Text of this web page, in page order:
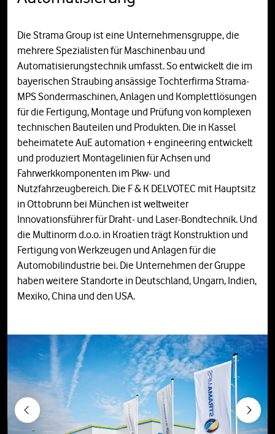
Die Strama Group ist eine Unternehmensgruppe, die
mehrere Spezialisten für Maschinenbau und
Automatisierungstechnik umfasst. So entwickelt die im
bayerischen Straubing ansässige Tochterfirma Strama-
MPS Sondermaschinen, Anlagen und Komplettlösungen
für die Fertigung, Montage und Prüfung von komplexen
technischen Bauteilen und Produkten. Die in Kassel
beheimatete AuE automation + engineering entwickelt
und produziert Montagelinien für Achsen und
Fahrwerkkomponenten im Pkw- und
Nutzfahrzeugbereich. Die F & K DELVOTEC mit Hauptsitz
in Ottobrunn bei München ist weltweiter
Innovationsführer für Draht- und Laser-Bondtechnik. Und
die Multinorm d.o.o. in Kroatien trägt Konstruktion und
Fertigung von Werkzeugen und Anlagen für die
Automobilindustrie bei. Die Unternehmen der Gruppe
haben weitere Standorte in Deutschland, Ungarn, Indien,
Mexiko, China und den USA.
Previous Next